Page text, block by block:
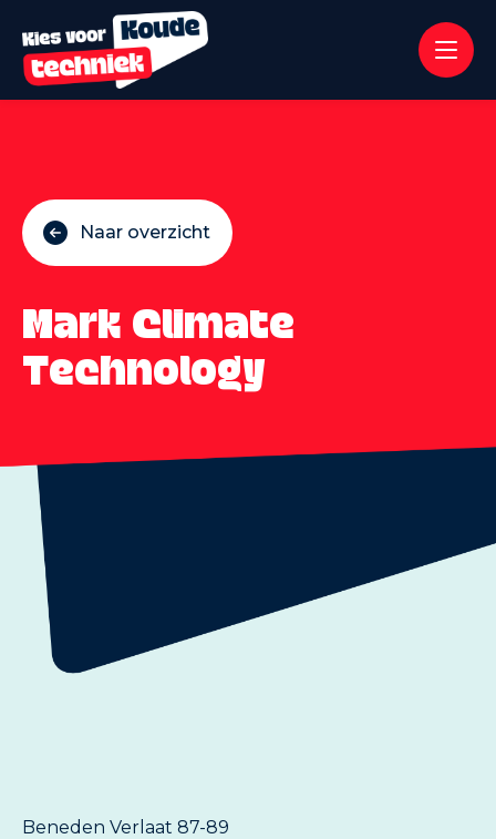
Naar overzicht
Mark Climate
Technology
Beneden Verlaat 87-89